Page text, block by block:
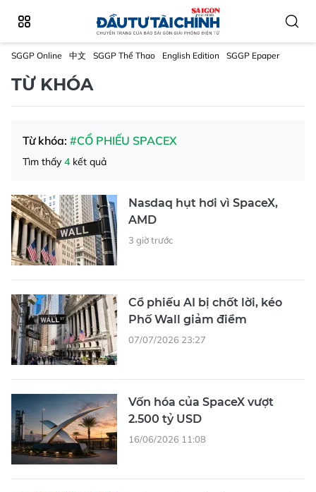
SGGP Online 中文 SGGP Thể Thao English Edition SGGP Epaper
TỪ KHÓA
Từ khóa: #CỔ PHIẾU SPACEX
Tìm thấy 4 kết quả
Nasdaq hụt hơi vì SpaceX,
AMD
3 giờ trước
Cổ phiếu AI bị chốt lời, kéo
Phố Wall giảm điểm
07/07/2026 23:27
Vốn hóa của SpaceX vượt
2.500 tỷ USD
16/06/2026 11:08